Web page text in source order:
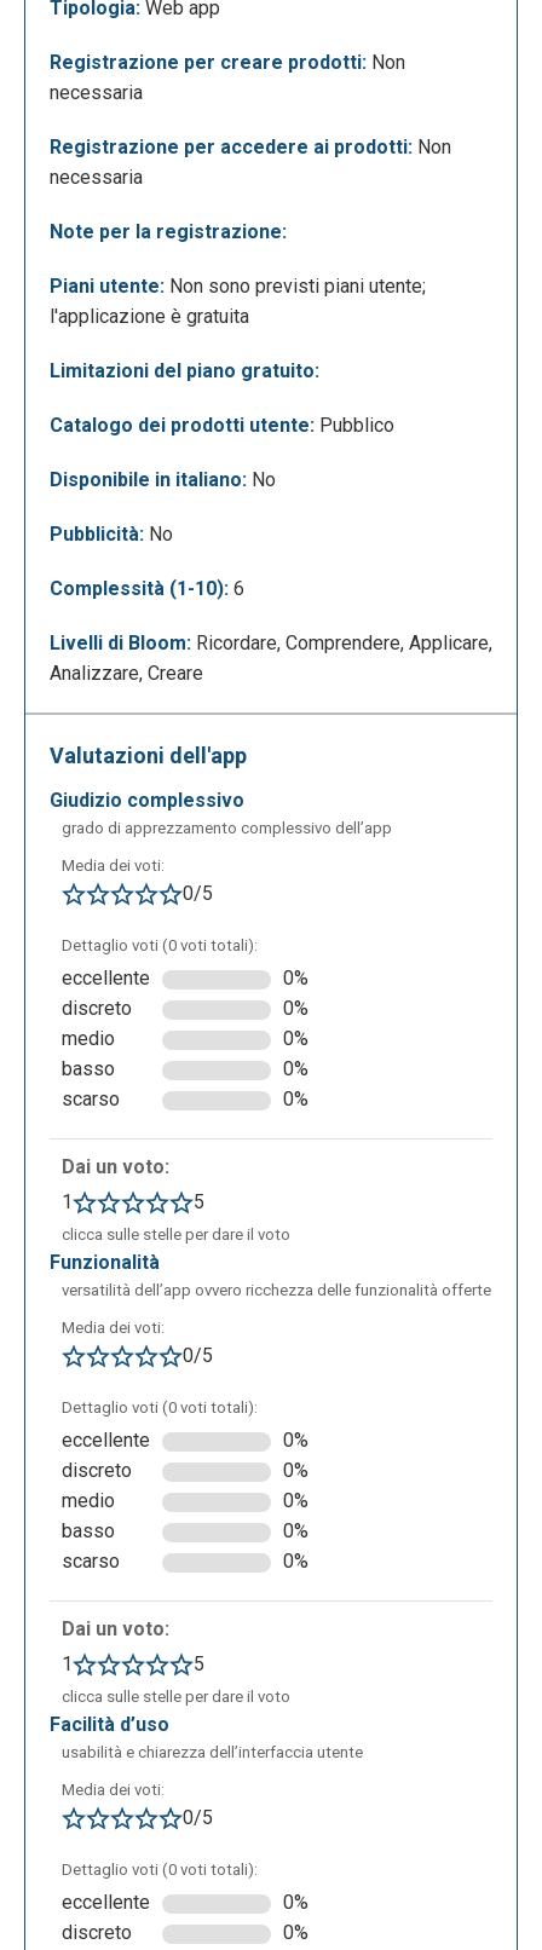
Cliccando sul tasto “Layers” - “Add Layer” si apre
categoria, da aggiungere alla nostra mappa. Ogni
livello può essere sovrapposto ad un altro con
confrontare vari livelli. Le informazioni riguardanti i
utilizzare come base. Vediamo ora gli strumenti:
- Lo strumento “Draw a polyline” consente di
tracciare una o più linee da un punto a un altro
strumento “Draw a polygon” permette di creare un
poligono per circoscrivere un luogo. - Lo strumento
“Draw a rectangle” permette di creare un rettangolo.
- Lo strumento “Draw a circle” permette di creare un
cerchio. - Lo strumento “Draw a marker” permette di
aggiungere alla mappa diversi contrassegni. - Lo
strumento “Text” permette di aggiungere un testo.
I tasti “Edit layers” e “Delete layers” permettono di
modificare e/o eliminare gli strumenti utilizzati
precedentemente selezionandoli. “Edit layers” offre
elementi inseriti. Il tasto “Country facts and flags”
permette di vedere le bandiere dei diversi paesi.
Infine, il tasto “Show Lat and Lng lines” permette di
Tipologia: Web app
Registrazione per creare prodotti: Non
necessaria
Registrazione per accedere ai prodotti: Non
necessaria
Note per la registrazione:
Piani utente: Non sono previsti piani utente;
l'applicazione è gratuita
Limitazioni del piano gratuito:
Catalogo dei prodotti utente: Pubblico
Disponibile in italiano: No
Pubblicità: No
Complessità (1-10): 6
Livelli di Bloom: Ricordare, Comprendere, Applicare,
Analizzare, Creare
Valutazioni dell'app
giudizio complessivo
grado di apprezzamento complessivo dell’app
Media dei voti:
0/5
Dettaglio voti (0 voti totali):
eccellente
0%
discreto
0%
medio
0%
basso
0%
scarso
0%
Dai un voto:
1
5
clicca sulle stelle per dare il voto
funzionalità
versatilità dell’app ovvero ricchezza delle funzionalità offerte
Media dei voti:
0/5
Dettaglio voti (0 voti totali):
eccellente
0%
discreto
0%
medio
0%
basso
0%
scarso
0%
Dai un voto:
1
5
clicca sulle stelle per dare il voto
facilità d’uso
usabilità e chiarezza dell’interfaccia utente
Media dei voti:
0/5
Dettaglio voti (0 voti totali):
eccellente
0%
discreto
0%